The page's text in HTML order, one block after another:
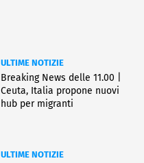
ULTIME NOTIZIE
Breaking News delle 11.00 |
Ceuta, Italia propone nuovi
hub per migranti
ULTIME NOTIZIE